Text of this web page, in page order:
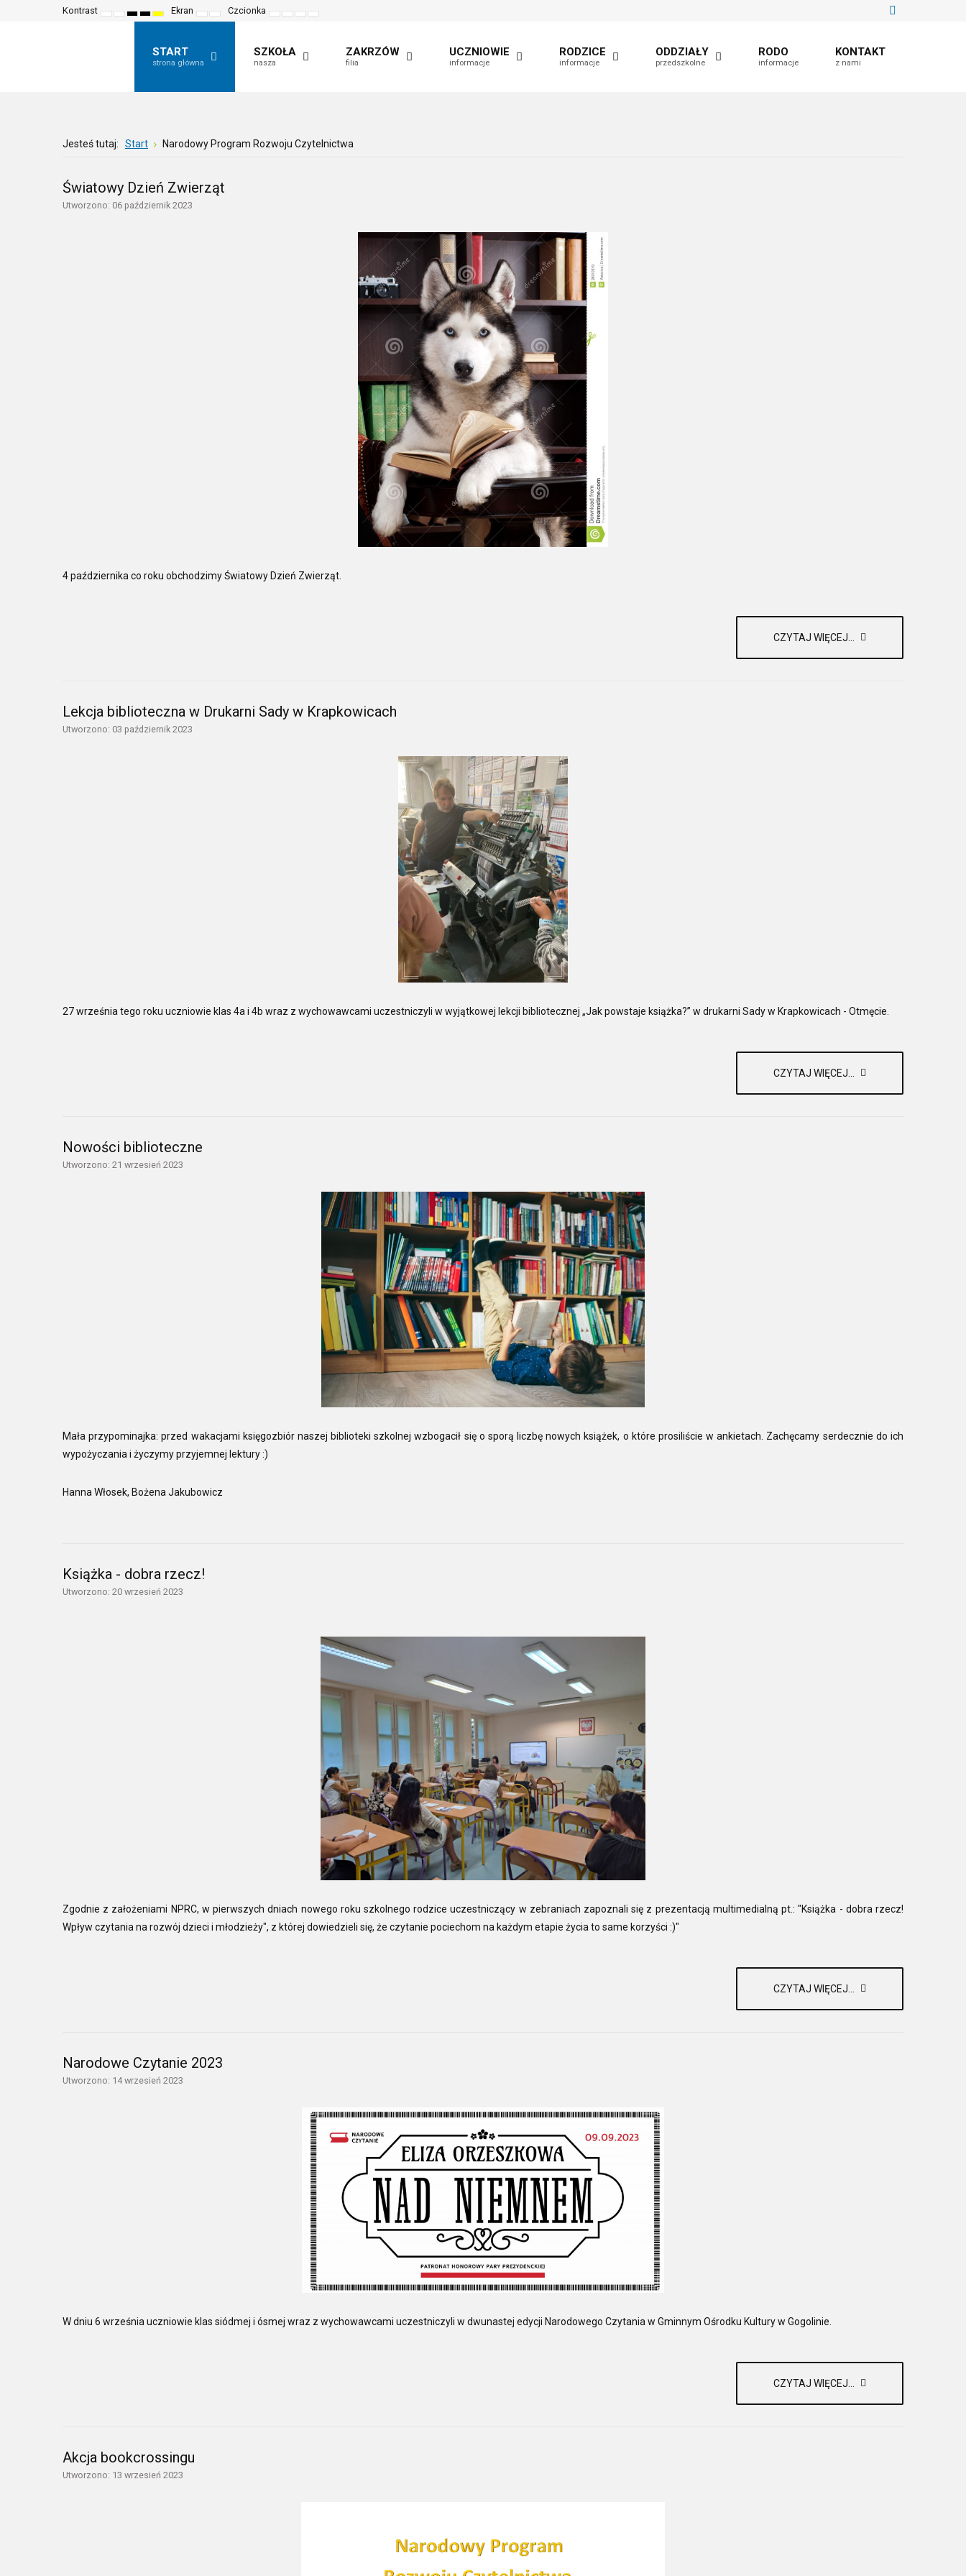
Kontrast
Default
NightHigh
mode
High
mode
High
mode
Ekran
FixedWide
Czcionka
SetSetMake
Set
START
strona główna
SZKOŁA
nasza
ZAKRZÓW
filia
UCZNIOWIE
informacje
RODZICE
informacje
ODDZIAŁY
przedszkolne
RODO
informacje
KONTAKT
z nami
Jesteś tutaj: Start Narodowy Program Rozwoju Czytelnictwa
Światowy Dzień Zwierząt
Utworzono: 06 październik 2023
4 października co roku obchodzimy Światowy Dzień Zwierząt.
CZYTAJ WIĘCEJ...
Lekcja biblioteczna w Drukarni Sady w Krapkowicach
Utworzono: 03 październik 2023
27 września tego roku uczniowie klas 4a i 4b wraz z wychowawcami uczestniczyli w wyjątkowej lekcji bibliotecznej „Jak powstaje książka?” w drukarni Sady w Krapkowicach - Otmęcie.
CZYTAJ WIĘCEJ...
Nowości biblioteczne
Utworzono: 21 wrzesień 2023
Mała przypominajka: przed wakacjami księgozbiór naszej biblioteki szkolnej wzbogacił się o sporą liczbę nowych książek, o które prosiliście w ankietach. Zachęcamy serdecznie do ich
wypożyczania i życzymy przyjemnej lektury :)
Hanna Włosek, Bożena Jakubowicz
Książka - dobra rzecz!
Utworzono: 20 wrzesień 2023
Zgodnie z założeniami NPRC, w pierwszych dniach nowego roku szkolnego rodzice uczestniczący w zebraniach zapoznali się z prezentacją multimedialną pt.: "Książka - dobra rzecz!
Wpływ czytania na rozwój dzieci i młodzieży", z której dowiedzieli się, że czytanie pociechom na każdym etapie życia to same korzyści :)"
CZYTAJ WIĘCEJ...
Narodowe Czytanie 2023
Utworzono: 14 wrzesień 2023
W dniu 6 września uczniowie klas siódmej i ósmej wraz z wychowawcami uczestniczyli w dwunastej edycji Narodowego Czytania w Gminnym Ośrodku Kultury w Gogolinie.
CZYTAJ WIĘCEJ...
Akcja bookcrossingu
Utworzono: 13 wrzesień 2023